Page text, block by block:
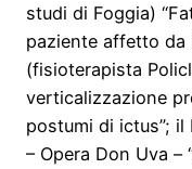
studi di Foggia)
paziente affetto da
(fisioterapista
verticalizzazione
postumi di ictus”;
– Opera Don Uva –